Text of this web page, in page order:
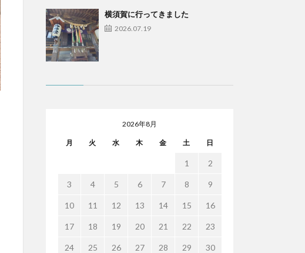
横須賀に行ってきました
2026.07.19
2026年8月
月 火 水 木 金 土 日
1 2
3 4 5 6 7 8 9
10 11 12 13 14 15 16
17 18 19 20 21 22 23
24 25 26 27 28 29 30